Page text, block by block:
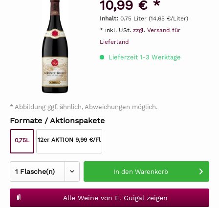
10,99 € *
Inhalt: 0.75 Liter (14,65 €/Liter)
* inkl. USt. zzgl. Versand für
Lieferland
Lieferzeit 1-3 Werktage
* Abbildung ggf. ähnlich, Abweichungen möglich.
Formate / Aktionspakete
0,75L 12er AKTION 9,99 €/Fl
In den Warenkorb
Alle Weine von E. Guigal zeigen